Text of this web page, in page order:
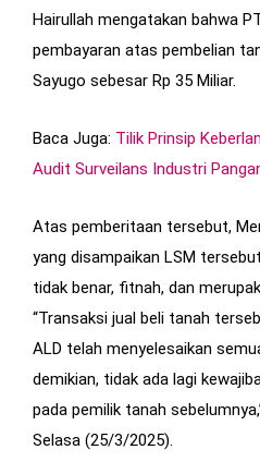
Hairullah mengatakan bahwa
pembayaran atas pembelian
Sayugo sebesar Rp 35 Miliar.
Baca Juga: Tilik Prinsip
Audit Surveilans Industri
Atas pemberitaan tersebut,
yang disampaikan LSM
tidak benar, fitnah, dan
“Transaksi jual beli tanah
ALD telah menyelesaikan
demikian, tidak ada lagi
pada pemilik tanah
Selasa (25/3/2025).